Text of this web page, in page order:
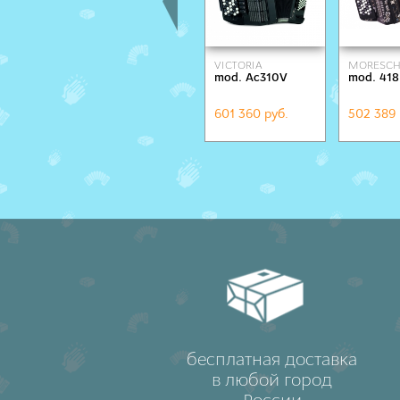
VICTORIA
mod. Ac310V
601 360 руб.
MORESCHI
mod.
502 389
бесплатная доставка
в любой город